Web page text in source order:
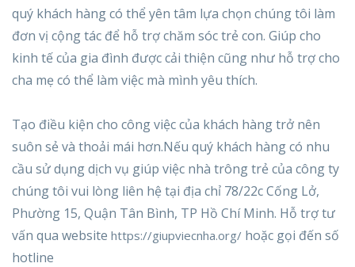
quý khách hàng có thể yên tâm lựa chọn chúng tôi làm
đơn vị cộng tác để hỗ trợ chăm sóc trẻ con. Giúp cho
kinh tế của gia đình được cải thiện cũng như hỗ trợ cho
cha mẹ có thể làm việc mà mình yêu thích.
Tạo điều kiện cho công việc của khách hàng trở nên
suôn sẻ và thoải mái hơn.Nếu quý khách hàng có nhu
cầu sử dụng dịch vụ giúp việc nhà trông trẻ của công ty
chúng tôi vui lòng liên hệ tại địa chỉ 78/22c Cống Lở,
Phường 15, Quận Tân Bình, TP Hồ Chí Minh. Hỗ trợ tư
vấn qua website https://giupviecnha.org/ hoặc gọi đến số
hotline